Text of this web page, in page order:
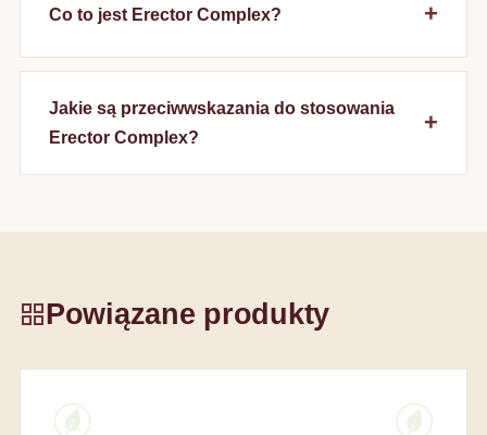
Co to jest Erector Complex?
Jakie są przeciwwskazania do stosowania
Erector Complex?
Powiązane produkty